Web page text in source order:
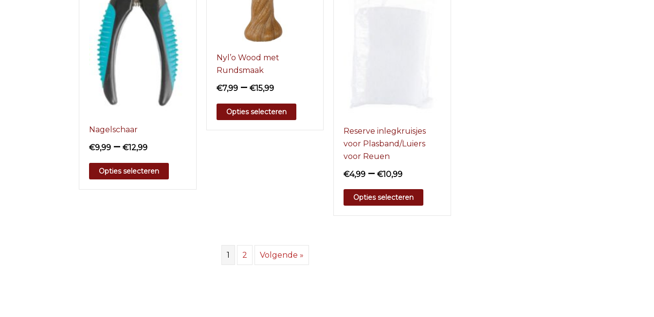
Nagelschaar
€9,99 – €12,99
Opties selecteren
Nyl’o Wood met
Rundsmaak
€7,99– €15,99
Opties selecteren
Reserve inlegkruisjes
voor Plasband/Luiers
voor Reuen
€4,99 –€10,99
Opties selecteren
1 2 Volgende »